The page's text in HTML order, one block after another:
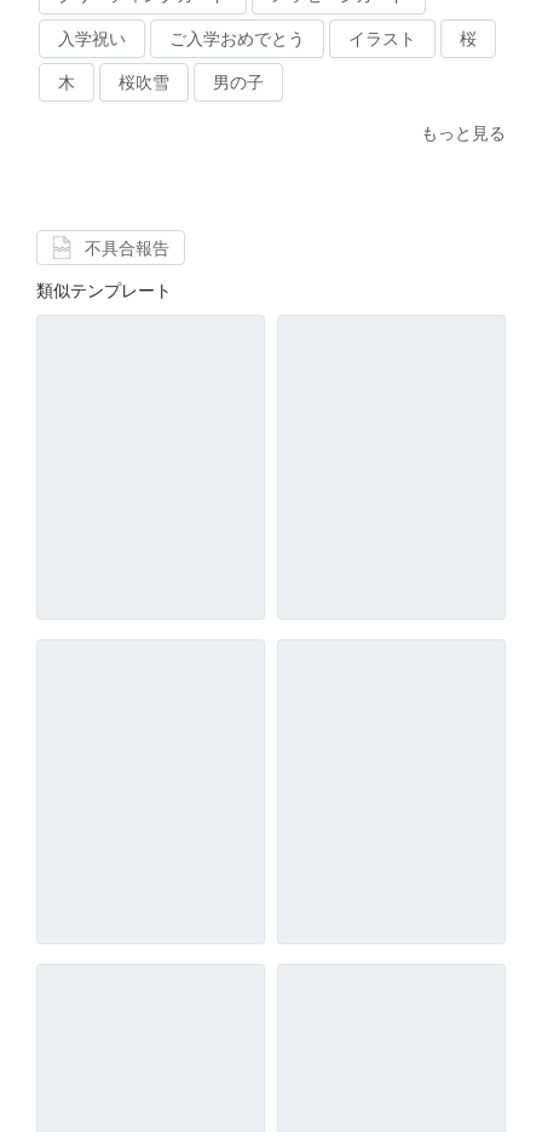
入学祝い ご入学おめでとう イラスト 桜
木 桜吹雪 男の子
もっと見る
不具合報告
類似テンプレート